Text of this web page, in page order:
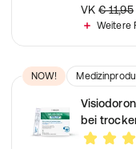
VK € 11,95
Weitere
NOW!
bei